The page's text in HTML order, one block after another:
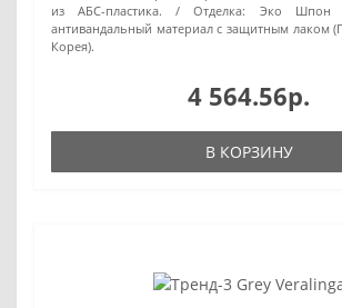
из АБС-пластика.
Отделка:
Эко Шпон
антивандальный материал с защитным лаком
Корея).
4 564.56р.
В КОРЗИНУ